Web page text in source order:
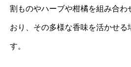
割ものやハーブや柑橘を組み合わ
おり、その多様な香味を活かせる
す。